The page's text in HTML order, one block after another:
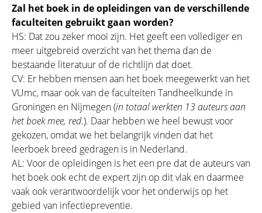
Zal het boek in de opleidingen van de verschillende
faculteiten gebruikt gaan worden?
HS: Dat zou zeker mooi zijn. Het geeft een vollediger en
meer uitgebreid overzicht van het thema dan de
bestaande literatuur of de richtlijn dat doet.
CV: Er hebben mensen aan het boek meegewerkt van het
VUmc, maar ook van de faculteiten Tandheelkunde in
Groningen en Nijmegen (in totaal werkten 13 auteurs aan
het boek mee, red.). Daar hebben we heel bewust voor
gekozen, omdat we het belangrijk vinden dat het
leerboek breed gedragen is in Nederland.
AL: Voor de opleidingen is het een pre dat de auteurs van
het boek ook echt de expert zijn op dit vlak en daarmee
vaak ook verantwoordelijk voor het onderwijs op het
gebied van infectiepreventie.